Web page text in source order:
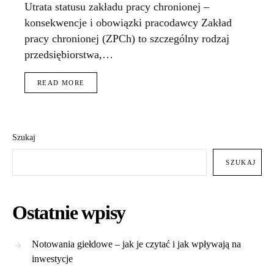
Utrata statusu zakładu pracy chronionej –
konsekwencje i obowiązki pracodawcy Zakład
pracy chronionej (ZPCh) to szczególny rodzaj
przedsiębiorstwa,…
READ MORE
Szukaj
SZUKAJ
Ostatnie wpisy
Notowania giełdowe – jak je czytać i jak wpływają na
inwestycje